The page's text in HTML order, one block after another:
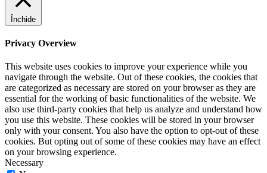
Închide
Privacy Overview
This website uses cookies to improve your experience while you
navigate through the website. Out of these cookies, the cookies that
are categorized as necessary are stored on your browser as they are
essential for the working of basic functionalities of the website. We
also use third-party cookies that help us analyze and understand how
you use this website. These cookies will be stored in your browser
only with your consent. You also have the option to opt-out of these
cookies. But opting out of some of these cookies may have an effect
on your browsing experience.
Necessary